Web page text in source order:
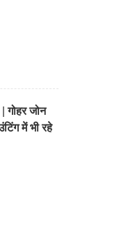
जोन
में भी रहे